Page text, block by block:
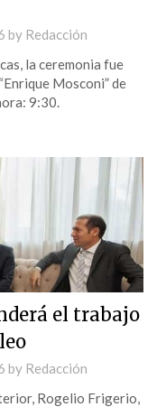
by Redacción
la ceremonia fue
Mosconi” de
9:30.
el trabajo
by Redacción
Rogelio Frigerio,